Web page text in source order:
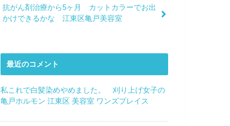
抗がん剤治療から5ヶ月 カットカラーでお出
かけできるかな 江東区亀戸美容室
最近のコメント
私これで白髪染めやめました。 刈り上げ女子の
亀戸ホルモン 江東区 美容室 ワンズプレイス